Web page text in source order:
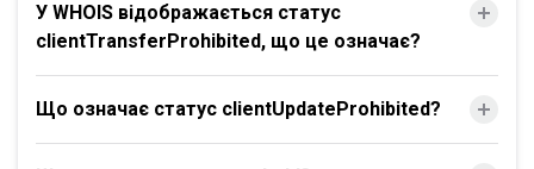
У WHOIS відображається статус
clientTransferProhibited, що це означає?
Що означає статус clientUpdateProhibited?